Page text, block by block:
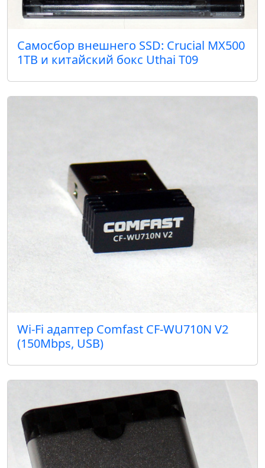
Самосбор внешнего SSD: Crucial MX500
1TB и китайский бокс Uthai T09
Wi-Fi адаптер Comfast CF-WU710N V2
(150Mbps, USB)